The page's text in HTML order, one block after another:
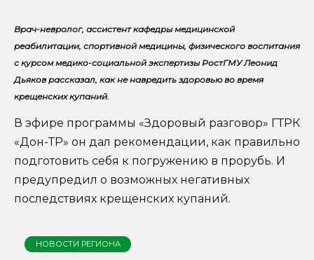
Врач-невролог, ассистент кафедры медицинской
реабилитации, спортивной медицины, физического воспитания
с курсом медико-социальной экспертизы РостГМУ Леонид
Дьяков рассказал, как не навредить здоровью во время
крещенских купаний.
В эфире программы «Здоровый разговор» ГТРК
«Дон-ТР» он дал рекомендации, как правильно
подготовить себя к погружению в прорубь. И
предупредил о возможных негативных
последствиях крещенских купаний.
НОВОСТИ РЕГИОНА